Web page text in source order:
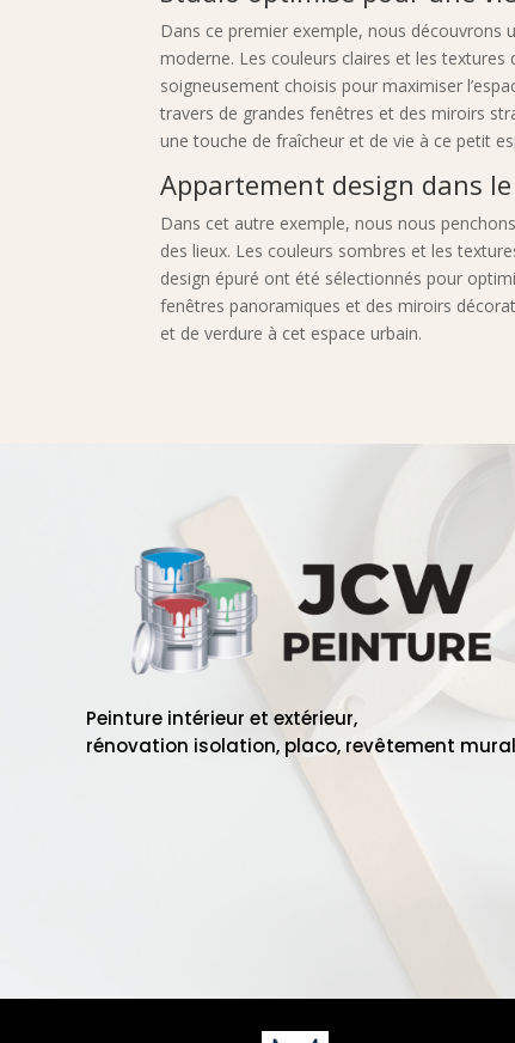
Dans ce premier exemple, nous découvrons
moderne. Les couleurs claires et les
soigneusement choisis pour maximiser
travers de grandes fenêtres et des miroirs
une touche de fraîcheur et de vie à ce petit
Appartement design dans
Dans cet autre exemple, nous nous
des lieux. Les couleurs sombres et les
design épuré ont été sélectionnés pour
fenêtres panoramiques et des miroirs
et de verdure à cet espace urbain.
Peinture intérieur et extérieur,
rénovation isolation, placo, revêtement